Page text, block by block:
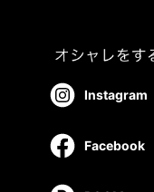
Instagram
Facebook